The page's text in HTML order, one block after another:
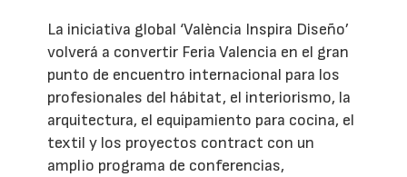
La iniciativa global ‘València Inspira Diseño’
volverá a convertir Feria Valencia en el gran
punto de encuentro internacional para los
profesionales del hábitat, el interiorismo, la
arquitectura, el equipamiento para cocina, el
textil y los proyectos contract con un
amplio programa de conferencias,